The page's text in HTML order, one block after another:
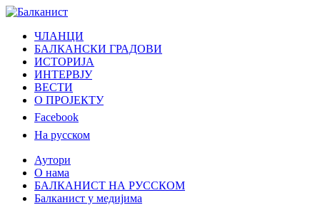
ЧЛАНЦИ
БАЛКАНСКИ ГРАДОВИ
ИСТОРИЈА
ИНТЕРВЈУ
ВЕСТИ
О ПРОЈЕКТУ
Facebook
На русском
Аутори
О нама
БАЛКАНИСТ НА РУССКОМ
Балканист у медијима